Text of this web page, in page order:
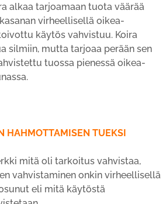
alkaa tarjoamaan tuota väärää
virheellisellä oikea-
käytös vahvistuu. Koira
silmiin, mutta tarjoaa perään sen
tuossa pienessä oikea-
HAHMOTTAMISEN TUEKSI
mitä oli tarkoitus vahvistaa,
vahvistaminen onkin virheellisellä
eli mitä käytöstä